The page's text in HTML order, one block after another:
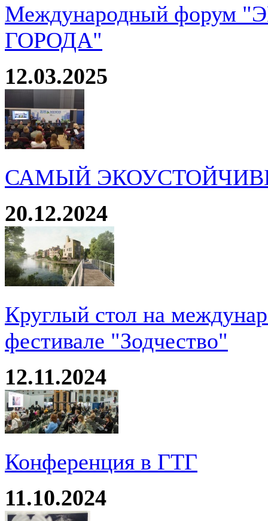
Международный
ГОРОДА"
12.03.2025
САМЫЙ
20.12.2024
Круглый стол на
фестивале "Зодчество"
12.11.2024
Конференция в ГТГ
11.10.2024